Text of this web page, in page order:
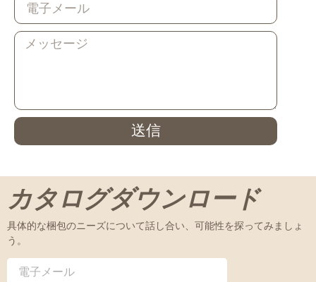
送信
カタログダウンロード
具体的な梱包のニーズについて話し合い、可能性を探ってみましょ
う。